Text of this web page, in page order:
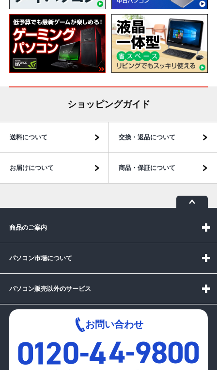
ショッピングガイド
送料について 交換・返品について
お届けについて 商品・保証について
商品のご案内
パソコン市場について
パソコン販売以外のサービス
お問い合わせ